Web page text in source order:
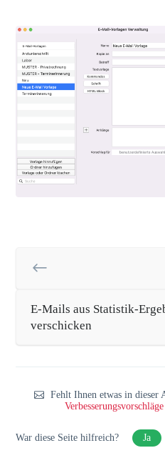
E-Mails aus Statistik-
verschicken
Fehlt Ihnen etwas in dieser
War diese Seite hilfreich? Ja